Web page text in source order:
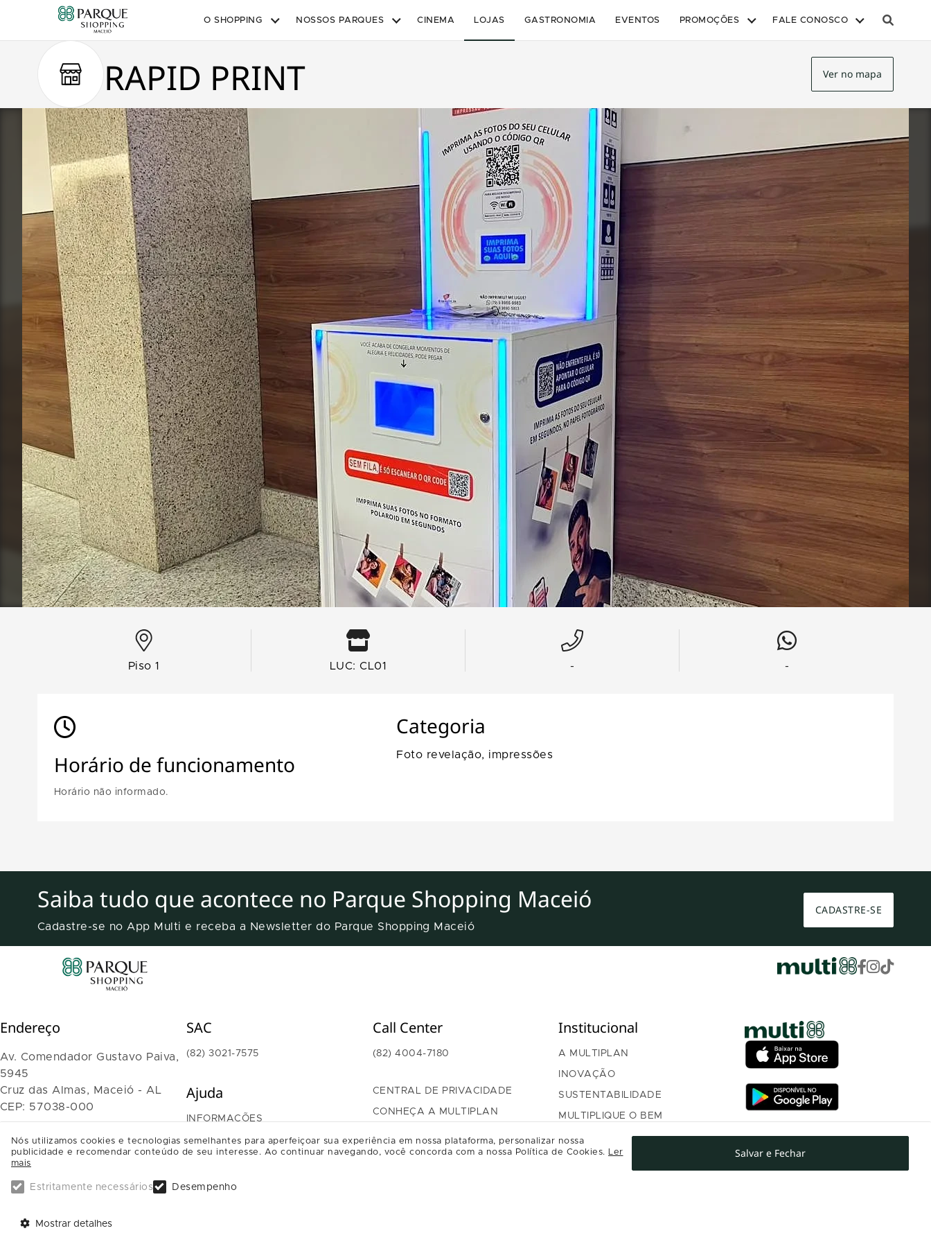
O SHOPPING NOSSOS PARQUES CINEMA LOJAS GASTRONOMIA EVENTOS PROMOÇÕES FALE CONOSCO
RAPID PRINT Ver no mapa
Piso 1 LUC: CL01 - -
Horário de funcionamento
Horário não informado.
Categoria
Foto revelação, impressões
Saiba tudo que acontece no Parque Shopping Maceió
Cadastre-se no App Multi e receba a Newsletter do Parque Shopping Maceió
CADASTRE-SE
Nós utilizamos cookies e tecnologias semelhantes para aperfeiçoar sua experiência em nossa plataforma, personalizar nossa
publicidade e recomendar conteúdo de seu interesse. Ao continuar navegando, você concorda com a nossa Política de Cookies. Ler
mais
Estritamente necessários Desempenho
Mostrar detalhes
Salvar e Fechar
Endereço
Av. Comendador Gustavo Paiva,
5945
Cruz das Almas, Maceió - AL
CEP: 57038-000
SAIBA COMO CHEGAR
SAC
(82) 3021-7575
Ajuda
INFORMAÇÕES
TRABALHE CONOSCO
Call Center
(82) 4004-7180
CENTRAL DE PRIVACIDADE
CONHEÇA A MULTIPLAN
Institucional
A MULTIPLAN
INOVAÇÃO
SUSTENTABILIDADE
MULTIPLIQUE O BEM
GOVERNANÇA
RELAÇÃO COM INVESTIDORES